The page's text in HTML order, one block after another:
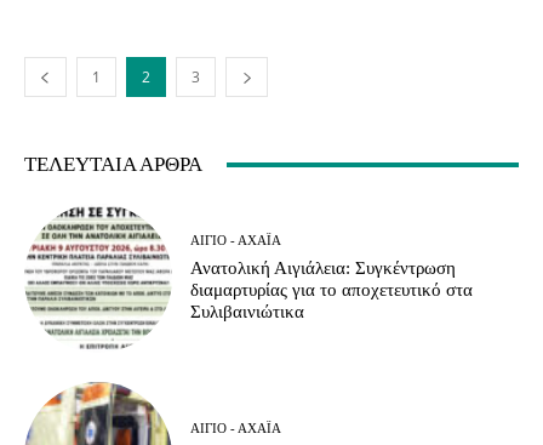
1 2 3
ΤΕΛΕΥΤΑΊΑ ΆΡΘΡΑ
ΑΊΓΙΟ - ΑΧΑΪ́Α
Ανατολική Αιγιάλεια: Συγκέντρωση
διαμαρτυρίας για το αποχετευτικό στα
Συλιβαινιώτικα
ΑΊΓΙΟ - ΑΧΑΪ́Α